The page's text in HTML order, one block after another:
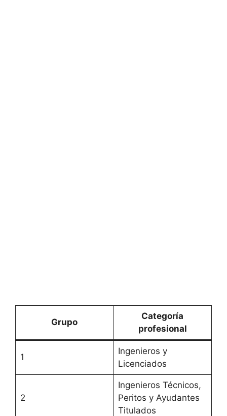
Grupo
Categoría
profesional
1
Ingenieros y
Licenciados
2
Ingenieros Técnicos,
Peritos y Ayudantes
Titulados